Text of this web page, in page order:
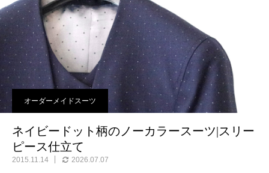
オーダーメイドスーツ
ネイビードット柄のノーカラースーツ|スリー
ピース仕立て
2015.11.14 2026.07.07